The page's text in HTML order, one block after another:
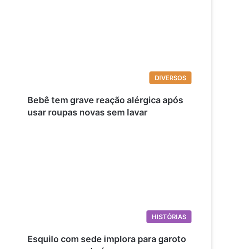
DIVERSOS
Bebê tem grave reação alérgica após
usar roupas novas sem lavar
HISTÓRIAS
Esquilo com sede implora para garoto